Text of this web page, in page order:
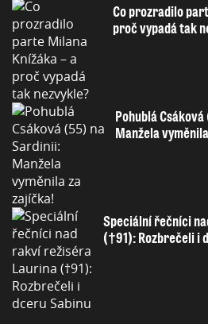
Co prozradilo
proč vypadá tak
Pohublá
Manžela
Speciální řečníci
(†91): Rozbrečeli i